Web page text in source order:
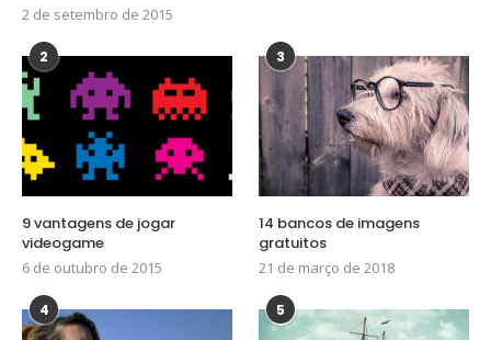
2 de setembro de 2015
2
9 vantagens de jogar
videogame
6 de outubro de 2015
3
14 bancos de imagens
gratuitos
21 de março de 2018
4 5